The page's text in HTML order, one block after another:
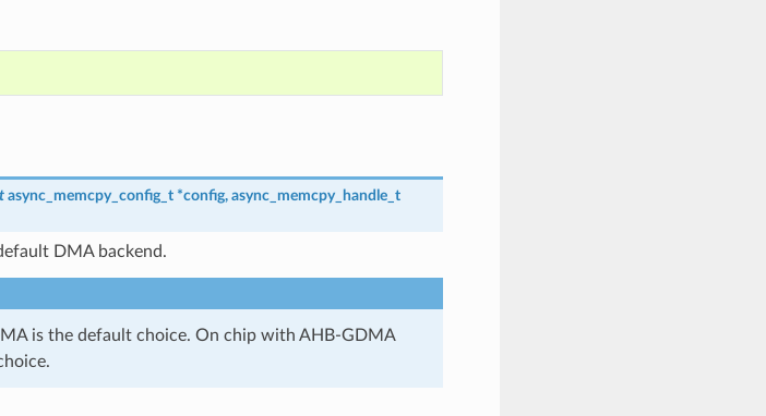
async_memcpy_config_t *config, async_memcpy_handle_t
DMA backend.
is the default choice. On chip with AHB-GDMA